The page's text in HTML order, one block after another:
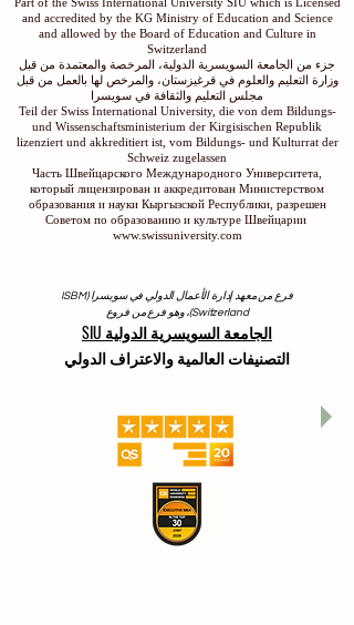
and accredited by the KG Ministry of Education and Science
and allowed by the Board of Education and Culture in
Switzerland
جزء من الجامعة السويسرية الدولية، المرخصة والمعتمدة من قبل
وزارة التعليم والعلوم في قرغيزستان، والمرخص لها بالعمل من قبل
مجلس التعليم والثقافة في سويسرا
Teil der Swiss International University, die von dem Bildungs-
und Wissenschaftsministerium der Kirgisischen Republik
lizenziert und akkreditiert ist, vom Bildungs- und Kulturrat der
Schweiz zugelassen
Часть Швейцарского Международного Университета,
который лицензирован и аккредитован Министерством
образования и науки Кыргызской Республики, разрешен
Советом по образованию и культуре Швейцарии
www.swissuniversity.com
فرع من معهد إدارة الأعمال الدولي في سويسرا (ISBM
Switzerland)، وهو فرع من فروع
الجامعة السويسرية الدولية SIU
التصنيفات العالمية والاعتراف الدولي